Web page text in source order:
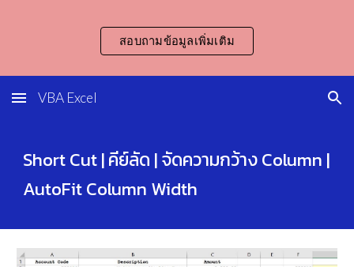
Skip to main content Skip to navigation
สอบถามข้อมูลเพิ่มเติม
VBA Excel
Short Cut | คีย์ลัด | จัดความกว้าง Column |
AutoFit Column Width